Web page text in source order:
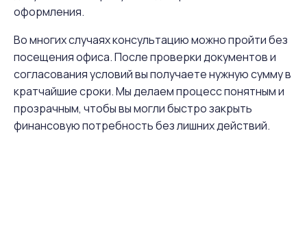
оформления.
Во многих случаях консультацию можно пройти без
посещения офиса. После проверки документов и
согласования условий вы получаете нужную сумму в
кратчайшие сроки. Мы делаем процесс понятным и
прозрачным, чтобы вы могли быстро закрыть
финансовую потребность без лишних действий.